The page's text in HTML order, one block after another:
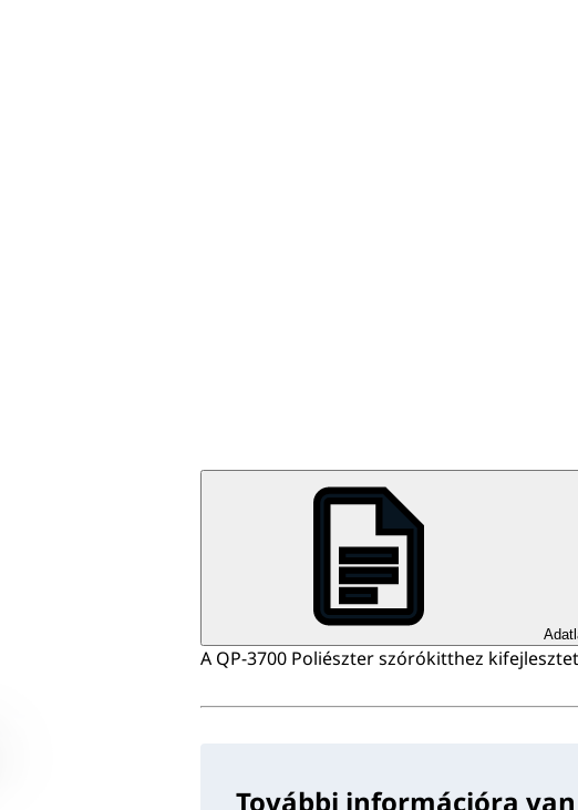
A QP-3700 Poliészter szórókitthez
További információra